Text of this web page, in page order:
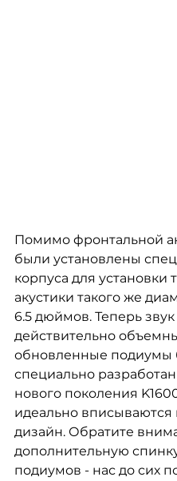
Помимо фронтальной
были установлены
корпуса для установки
акустики такого же
6.5 дюймов. Теперь звук
действительно
обновленные подиумы
специально
нового поколения
идеально вписываются
дизайн. Обратите
дополнительную
подиумов - нас до сих